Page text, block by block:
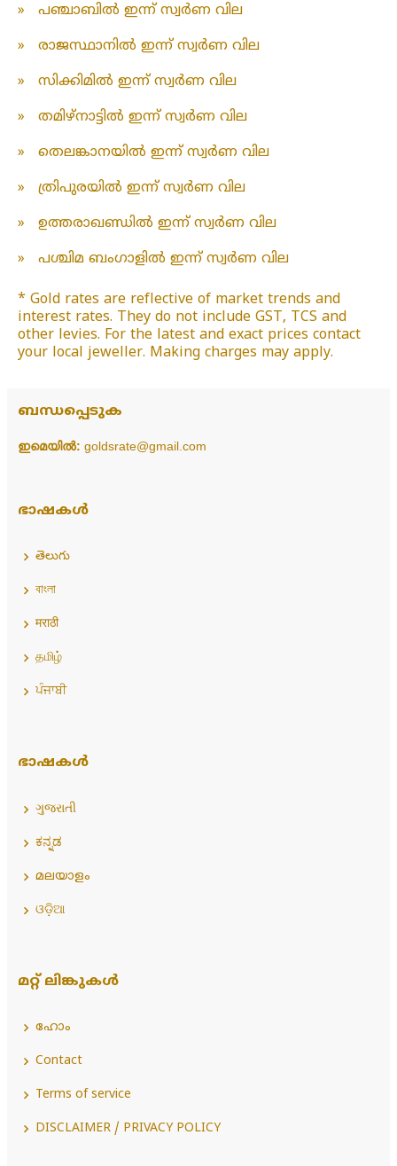
»
പഞ്ചാബിൽ ഇന്ന് സ്വർണ വില
»
രാജസ്ഥാനിൽ ഇന്ന് സ്വർണ വില
»
സിക്കിമിൽ ഇന്ന് സ്വർണ വില
»
തമിഴ്‌നാട്ടിൽ ഇന്ന് സ്വർണ വില
»
തെലങ്കാനയിൽ ഇന്ന് സ്വർണ വില
»
ത്രിപുരയിൽ ഇന്ന് സ്വർണ വില
»
ഉത്തരാഖണ്ഡിൽ ഇന്ന് സ്വർണ വില
»
പശ്ചിമ ബംഗാളിൽ ഇന്ന് സ്വർണ വില
* Gold rates are reflective of market trends and
interest rates. They do not include GST, TCS and
other levies. For the latest and exact prices contact
your local jeweller. Making charges may apply.
ബന്ധപ്പെടുക
ഇമെയിൽ: goldsrate@gmail.com
ഭാഷകൾ
తెలుగు
বাংলা
मराठी
தமிழ்
ਪੰਜਾਬੀ
ഭാഷകൾ
ગુજરાતી
ಕನ್ನಡ
മലയാളം
ଓଡ଼ିଆ
മറ്റ് ലിങ്കുകൾ
ഹോം
Contact
Terms of service
DISCLAIMER / PRIVACY POLICY